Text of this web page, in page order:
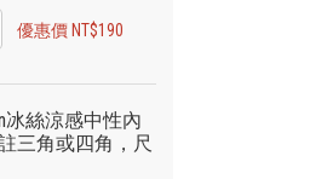
優惠價 NT$190
冰絲涼感中性內
三角或四角，尺